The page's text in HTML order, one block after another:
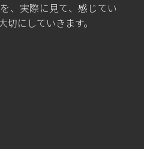
、実際に見て、感じてい
切にしていきます。